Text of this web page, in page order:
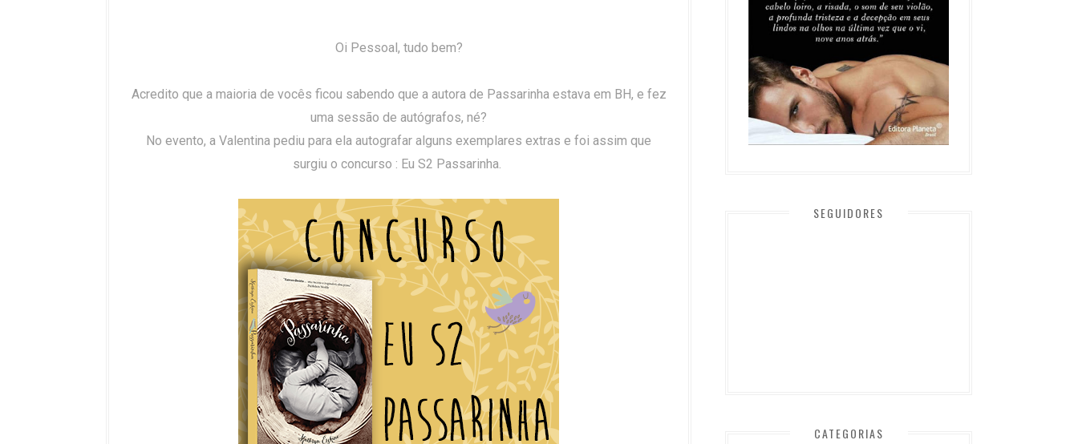
Oi Pessoal, tudo bem?
Acredito que a maioria de vocês ficou sabendo que a autora de Passarinha estava em BH, e fez
uma sessão de autógrafos, né?
No evento, a Valentina pediu para ela autografar alguns exemplares extras e foi assim que
surgiu o concurso : Eu S2 Passarinha.
SEGUIDORES
CATEGORIAS